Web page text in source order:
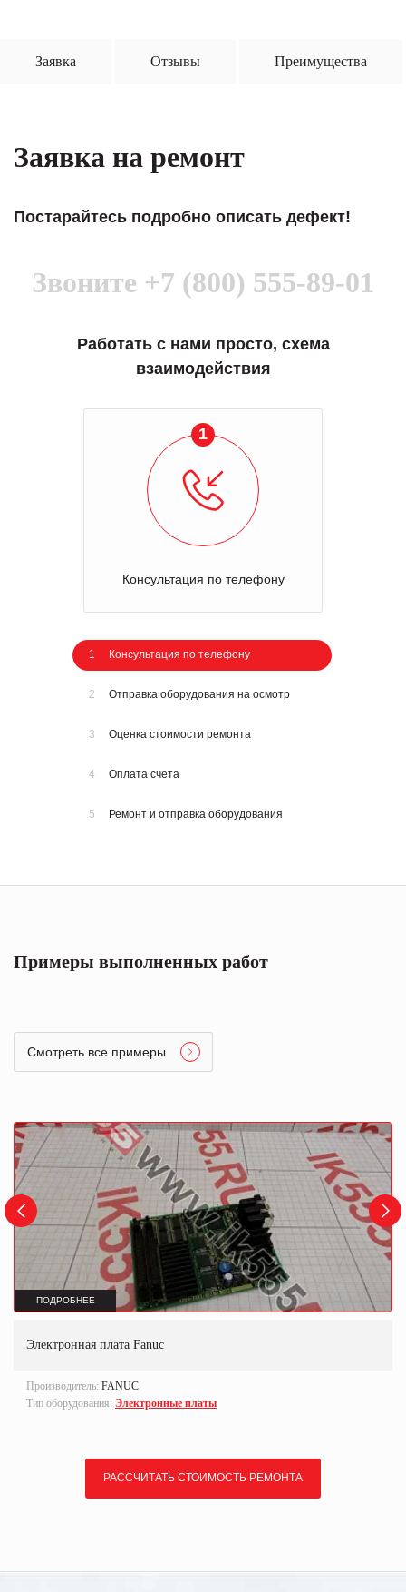
Заявка Отзывы Преимущества
Заявка на ремонт
Постарайтесь подробно описать дефект!
Звоните +7 (800) 555-89-01
Работать с нами просто, схема
взаимодействия
1
Консультация по телефону
1 Консультация по телефону
2 Отправка оборудования на осмотр
3 Оценка стоимости ремонта
4 Оплата счета
5 Ремонт и отправка оборудования
Примеры выполненных работ
Смотреть все примеры
ПОДРОБНЕЕ
Электронная плата Fanuc
Производитель: FANUC
Тип оборудования: Электронные платы
РАССЧИТАТЬ СТОИМОСТЬ РЕМОНТА